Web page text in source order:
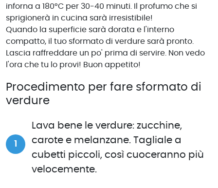
inforna a 180°C per 30-40 minuti. Il profumo che si
sprigionerà in cucina sarà irresistibile!
Quando la superficie sarà dorata e l'interno
compatto, il tuo sformato di verdure sarà pronto.
Lascia raffreddare un po' prima di servire. Non vedo
l'ora che tu lo provi! Buon appetito!
Procedimento per fare sformato di
verdure
Lava bene le verdure: zucchine,
carote e melanzane. Tagliale a
cubetti piccoli, così cuoceranno più
velocemente.